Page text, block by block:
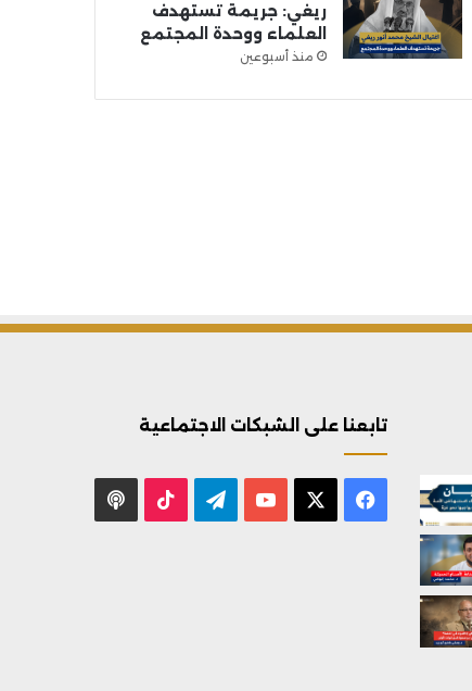
ريغي: جريمة تستهدف
العلماء ووحدة المجتمع
منذ أسبوعين
تابعنا على الشبكات الاجتماعية
فيسبوك يوتيوب تيلقرام ‫TikTok